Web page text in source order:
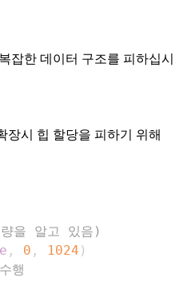
잡한 데이터 구조를 피하십시
장시 힙 할당을 피하기 위해
을 알고 있음)
, 0 , 1024 )
행